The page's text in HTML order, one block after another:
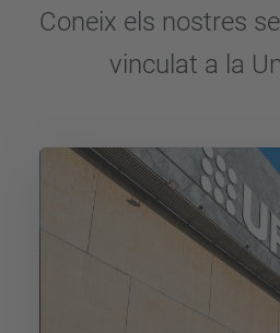
Coneix els nostres
vinculat a la